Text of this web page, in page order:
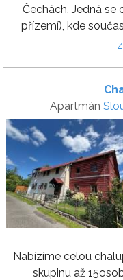
Čechách. Jedná
přízemí), kde
Apartmán
Nabízíme celou
skupinu až